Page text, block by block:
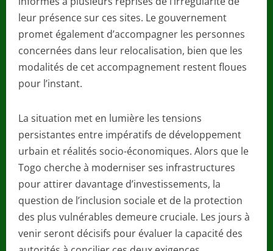
leur présence sur ces sites. Le gouvernement
promet également d’accompagner les personnes
concernées dans leur relocalisation, bien que les
modalités de cet accompagnement restent floues
pour l’instant.
La situation met en lumière les tensions
persistantes entre impératifs de développement
urbain et réalités socio-économiques. Alors que le
Togo cherche à moderniser ses infrastructures
pour attirer davantage d’investissements, la
question de l’inclusion sociale et de la protection
des plus vulnérables demeure cruciale. Les jours à
venir seront décisifs pour évaluer la capacité des